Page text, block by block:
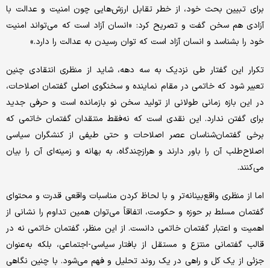
برای تبیین بحث خود، از خطر تقابل ارزش‌هایی چون امنیت و عدالت با
آزادی هم سخن گفت و تصریح کرد: «انسان آزاد است که می‌تواند امنیت
خود را بشناسد و انسان آزاد است که توان رسیدن به عدالت را دارد.»
تکرار این گفتار طی نزدیک به سه دهه، شاید از منظری انتقادی چنین
تعبیر شود که خاتمی در مقام نماینده و سخنگوی اصلی گفتمان اصلاحات،
در این بازه زمانی طولانی از تولید سخن نو بازمانده است و حرفی جدید
برای گفتن ندارد. این نقدی است که نه‌فقط منتقدان گفتمان خاتمی که
برخی گفتمان‌شناسان عصر اصلاحات و حتی طیفی از کنشگران سیاسی
اصلاح‌طلب آن را باور دارند و هرازچندگاه، به بهانه و زمینه‌ای آن را بیان
می‌کنند.
اما از منظری واقع‌بینانه‌تر و با لحاظ کردن مناسبات واقعی قدرت و محتوای
گفتمان مسلط بر حوزه و حکومت، اتفاقاً می‌توان همین تداوم را نشانی از
اهمیت و اعتبار گفتمان خاتمی دانست. از این منظر، گفتمان خاتمی نه در
قالب گفتمانی منتزع و مستقل از بافتار سیاسی-اجتماعی، بلکه به‌عنوان
جزئی از یک کل و راهی در یک روند تحلیل و فهم می‌شود. با چنین نگاهی